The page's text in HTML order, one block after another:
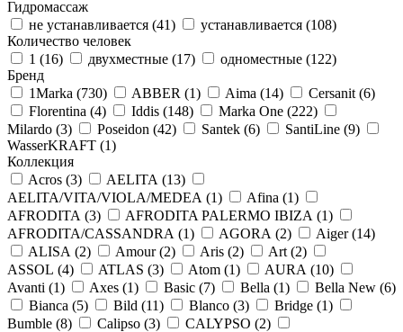
Гидромассаж
не устанавливается (41) устанавливается (108)
Количество человек
1 (16) двухместные (17) одноместные (122)
Бренд
1Marka (730) ABBER (1) Aima (14) Cersanit (6)
Florentina (4) Iddis (148) Marka One (222)
Milardo (3) Poseidon (42) Santek (6) SantiLine (9)
WasserKRAFT (1)
Коллекция
Acros (3) AELITA (13)
AELITA/VITA/VIOLA/MEDEA (1) Afina (1)
AFRODITA (3) AFRODITA PALERMO IBIZA (1)
AFRODITA/CASSANDRA (1) AGORA (2) Aiger (14)
ALISA (2) Amour (2) Aris (2) Art (2)
ASSOL (4) ATLAS (3) Atom (1) AURA (10)
Avanti (1) Axes (1) Basic (7) Bella (1) Bella New (6)
Bianca (5) Bild (11) Blanco (3) Bridge (1)
Bumble (8) Calipso (3) CALYPSO (2)